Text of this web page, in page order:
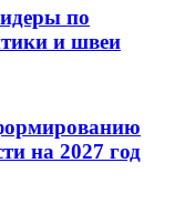
по
и швеи
на 2027 год